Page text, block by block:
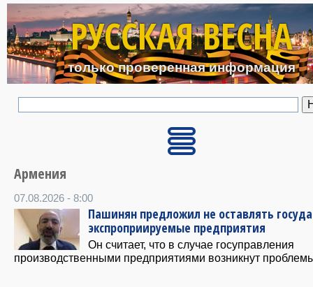
Перейти к основному
РУССКАЯ ВЕСНА
только проверенная информация
Армения
07.08.2026 - 8:00
Пашинян предложил не оставлять
экспроприируемые предприятия
Он считает, что в случае госуправления
производственными предприятиями возникнут